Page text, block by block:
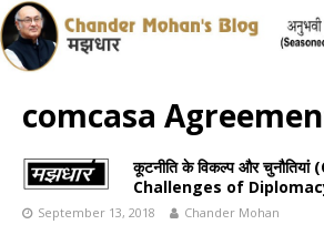
comcasa
कूटनीति के विकल्प और
Challenges of
September 13, 2018 Chander Mohan